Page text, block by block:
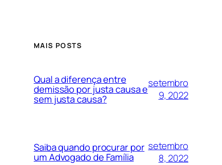
MAIS POSTS
Qual a diferença entre
demissão por justa causa e
sem justa causa?
setembro
9, 2022
Saiba quando procurar por
um Advogado de Família
setembro
8, 2022